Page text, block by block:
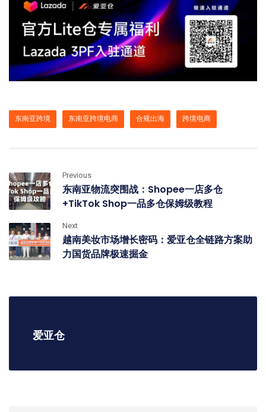
东南亚跨境 东南亚跨境电商 合规出海 跨境电商
Previous
东南亚物流突围战：Shopee一店多仓
+TikTok Shop一品多仓保姆级教程
Next
越南美妆市场增长密码：爱亚仓全链路方案助
力国货品牌极速掘金
爱亚仓